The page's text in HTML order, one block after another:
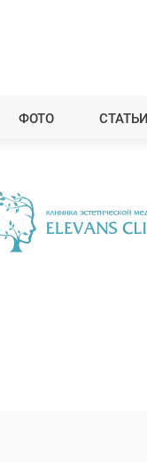
ФОТО СТАТЬИ